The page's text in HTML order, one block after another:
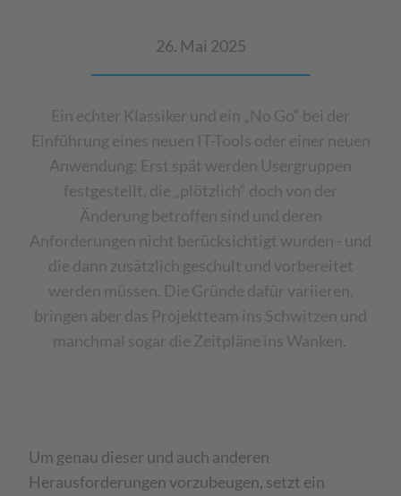
26. Mai 2025
Ein echter Klassiker und ein „No Go“ bei der
Einführung eines neuen IT-Tools oder einer neuen
Anwendung: Erst spät werden Usergruppen
festgestellt, die „plötzlich“ doch von der
Änderung betroffen sind und deren
Anforderungen nicht berücksichtigt wurden - und
die dann zusätzlich geschult und vorbereitet
werden müssen. Die Gründe dafür variieren,
bringen aber das Projektteam ins Schwitzen und
manchmal sogar die Zeitpläne ins Wanken.
Um genau dieser und auch anderen
Herausforderungen vorzubeugen, setzt ein